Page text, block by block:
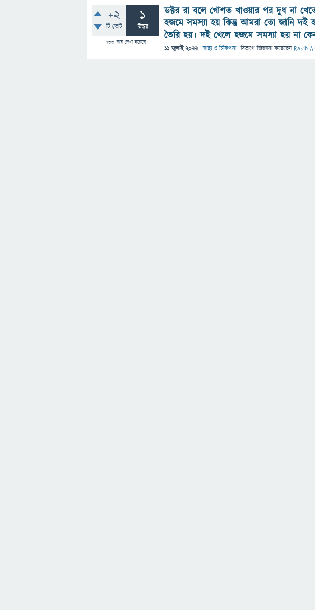
+2
টি ভোট
1
উত্তর
733বার দেখা হয়েছে
ডক্টর রা বলে গোশত খাওয়ার পর দুধ না
হজমে সমস্যা হয় কিন্তু আমরা তো জানি দই
তৈরি হয়। দই খেলে হজমে সমস্যা হয় না
11 জুলাই 2022 "স্বাস্থ্য ও চিকিৎসা" বিভাগে জিজ্ঞাসাকরেছেনRakib